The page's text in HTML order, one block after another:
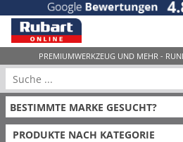
PRODUKTE NACH KATEGORIE